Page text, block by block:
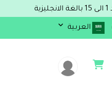
العربية